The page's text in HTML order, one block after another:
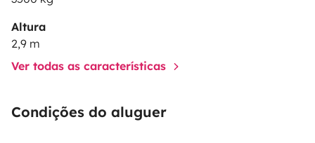
Altura
2,9 m
Ver todas as características
Condições do aluguer